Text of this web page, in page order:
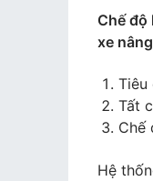
Chế độ
xe
Tiêu
Tất
Chế
Hệ